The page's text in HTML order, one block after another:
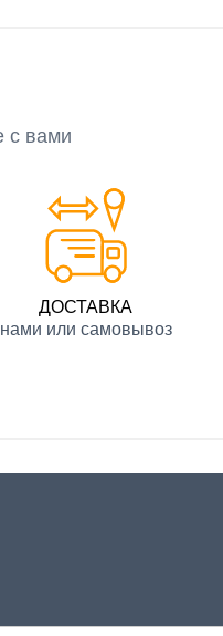
с вами
ДОСТАВКА
нами или самовывоз